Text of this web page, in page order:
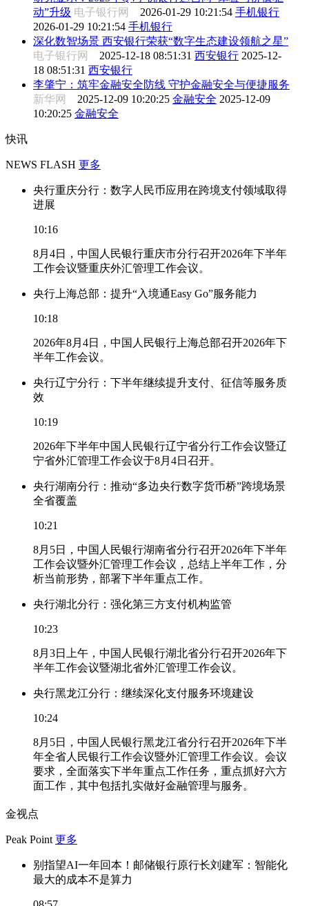
动”升级 电子银行网 2026-01-29 10:21:54 手机银行
2026-01-29 10:21:54 手机银行
深化数智场景 西安银行荣获“数字生态建设领航之星”
电子银行网 2025-12-18 08:51:31 西安银行 2025-12-
18 08:51:31 西安银行
李肇宁：筑牢金融安全防线 守护金融安全与便捷服务
新华网 2025-12-09 10:20:25 金融安全 2025-12-09
10:20:25 金融安全
快讯
NEWS FLASH 更多
央行重庆分行：数字人民币应用在跨境支付领域取得
进展
10:16
8月4日，中国人民银行重庆市分行召开2026年下半年
工作会议暨重庆外汇管理工作会议。
央行上海总部：提升“入境通Easy Go”服务能力
10:18
2026年8月4日，中国人民银行上海总部召开2026年下
半年工作会议。
央行辽宁分行：下半年继续提升支付、征信等服务质
效
10:19
2026年下半年中国人民银行辽宁省分行工作会议暨辽
宁省外汇管理工作会议于8月4日召开。
央行湖南分行：推动“多边央行数字货币桥”跨境场景
全省覆盖
10:21
8月5日，中国人民银行湖南省分行召开2026年下半年
工作会议暨外汇管理工作会议，总结上半年工作，分
析当前形势，部署下半年重点工作。
央行湖北分行：强化第三方支付机构监管
10:23
8月3日上午，中国人民银行湖北省分行召开2026年下
半年工作会议暨湖北省外汇管理工作会议。
央行黑龙江分行：继续深化支付服务环境建设
10:24
8月5日，中国人民银行黑龙江省分行召开2026年下半
年全省人民银行工作会议暨外汇管理工作会议。会议
要求，全面落实下半年重点工作任务，重点抓好六方
面工作，其中包括扎实做好金融管理与服务。
金视点
Peak Point 更多
别指望AI一年回本！邮储银行原行长刘建军：智能化
最大的成本不是算力